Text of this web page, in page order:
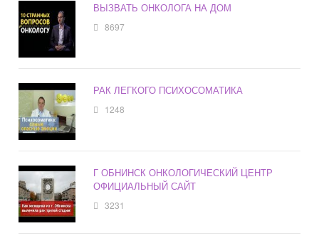
ВЫЗВАТЬ ОНКОЛОГА НА ДОМ
8697
РАК ЛЕГКОГО ПСИХОСОМАТИКА
1248
Г ОБНИНСК ОНКОЛОГИЧЕСКИЙ ЦЕНТР
ОФИЦИАЛЬНЫЙ САЙТ
3231